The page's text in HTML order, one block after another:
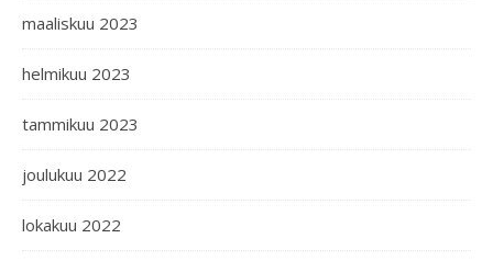
maaliskuu 2023
helmikuu 2023
tammikuu 2023
joulukuu 2022
lokakuu 2022